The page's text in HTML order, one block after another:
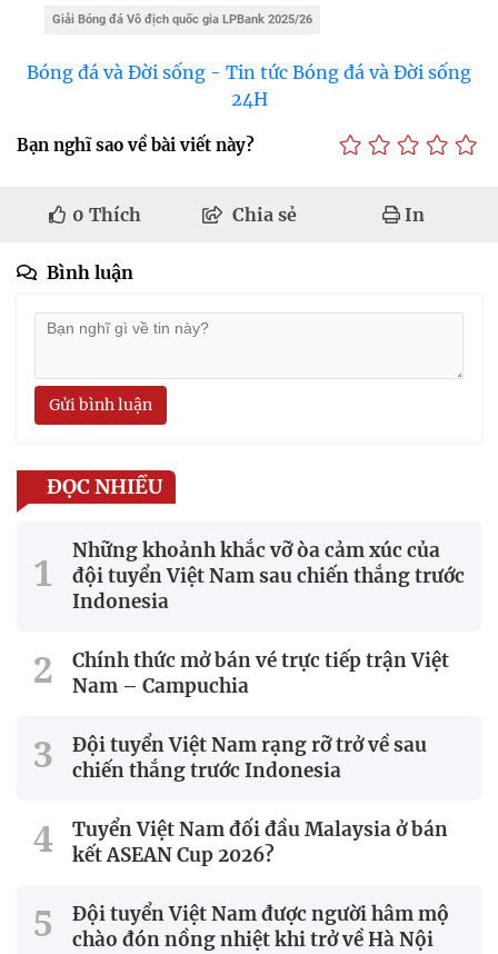
Giải Bóng đá Vô địch quốc gia LPBank 2025/26
Bóng đá và Đời sống - Tin tức Bóng đá và Đời sống
24H
Bạn nghĩ sao về bài viết này?
0 Thích Chia sẻ In
Bình luận
Gửi bình luận
ĐỌC NHIỀU
Những khoảnh khắc vỡ òa cảm xúc của
đội tuyển Việt Nam sau chiến thắng trước
Indonesia
Chính thức mở bán vé trực tiếp trận Việt
Nam – Campuchia
Đội tuyển Việt Nam rạng rỡ trở về sau
chiến thắng trước Indonesia
Tuyển Việt Nam đối đầu Malaysia ở bán
kết ASEAN Cup 2026?
Đội tuyển Việt Nam được người hâm mộ
chào đón nồng nhiệt khi trở về Hà Nội